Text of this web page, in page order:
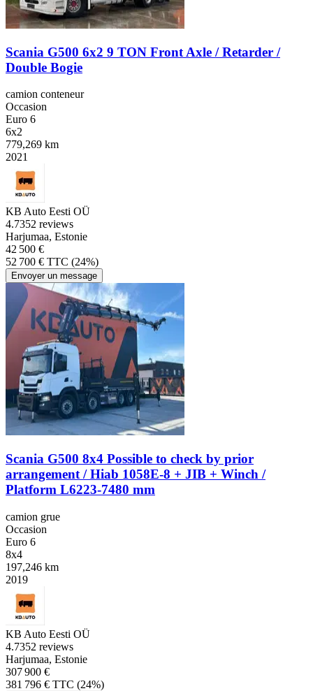
Scania G500 6x2 9 TON Front Axle / Retarder /
Double Bogie
camion conteneur
Occasion
Euro 6
6x2
779,269 km
2021
KB Auto Eesti OÜ
4.7352 reviews
Harjumaa, Estonie
42 500 €
52 700 € TTC (24%)
Envoyer un message
Scania G500 8x4 Possible to check by prior
arrangement / Hiab 1058E-8 + JIB + Winch /
Platform L6223-7480 mm
camion grue
Occasion
Euro 6
8x4
197,246 km
2019
KB Auto Eesti OÜ
4.7352 reviews
Harjumaa, Estonie
307 900 €
381 796 € TTC (24%)